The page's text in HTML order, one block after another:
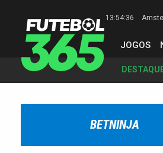
13:54:37
JOGOS
BETNINJA